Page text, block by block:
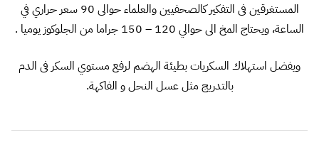
المستغرقين فى التفكير كالصحفيين والعلماء حوالى 90 سعر حراري في
الساعة، ويحتاج المخ الى حوالي 120 – 150 جراما من الجلوكوز يوميا .
ويفضل استهلاك السكريات بطيئة الهضم لرفع مستوي السكر فى الدم
بالتدريج مثل عسل النحل و الفاكهة.